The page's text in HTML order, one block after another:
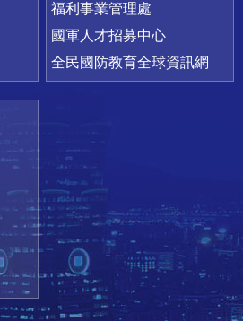
福利事業管理處
國軍人才招募中心
全民國防教育全球資訊網